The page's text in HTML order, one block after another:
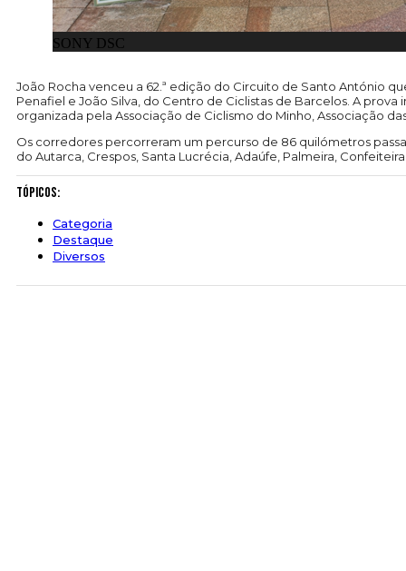
SONY DSC
João Rocha venceu a 62.ª edição do Circuito de Santo António
Penafiel e João Silva, do Centro de Ciclistas de Barcelos. A prova
organizada pela Associação de Ciclismo do Minho, Associação
Os corredores percorreram um percurso de 86 quilómetros
do Autarca, Crespos, Santa Lucrécia, Adaúfe, Palmeira,
Tópicos:
Categoria
Destaque
Diversos